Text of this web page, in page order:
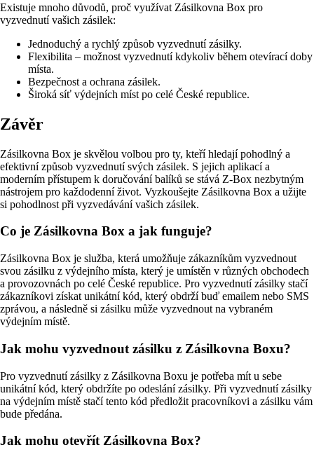
Existuje mnoho důvodů, proč využívat Zásilkovna Box pro
vyzvednutí vašich zásilek:
Jednoduchý a rychlý způsob vyzvednutí zásilky.
Flexibilita – možnost vyzvednutí kdykoliv během otevírací doby
místa.
Bezpečnost a ochrana zásilek.
Široká síť výdejních míst po celé České republice.
Závěr
Zásilkovna Box je skvělou volbou pro ty, kteří hledají pohodlný a
efektivní způsob vyzvednutí svých zásilek. S jejich aplikací a
moderním přístupem k doručování balíků se stává Z-Box nezbytným
nástrojem pro každodenní život. Vyzkoušejte Zásilkovna Box a užijte
si pohodlnost při vyzvedávání vašich zásilek.
Co je Zásilkovna Box a jak funguje?
Zásilkovna Box je služba, která umožňuje zákazníkům vyzvednout
svou zásilku z výdejního místa, který je umístěn v různých obchodech
a provozovnách po celé České republice. Pro vyzvednutí zásilky stačí
zákazníkovi získat unikátní kód, který obdrží buď emailem nebo SMS
zprávou, a následně si zásilku může vyzvednout na vybraném
výdejním místě.
Jak mohu vyzvednout zásilku z Zásilkovna Boxu?
Pro vyzvednutí zásilky z Zásilkovna Boxu je potřeba mít u sebe
unikátní kód, který obdržíte po odeslání zásilky. Při vyzvednutí zásilky
na výdejním místě stačí tento kód předložit pracovníkovi a zásilku vám
bude předána.
Jak mohu otevřít Zásilkovna Box?